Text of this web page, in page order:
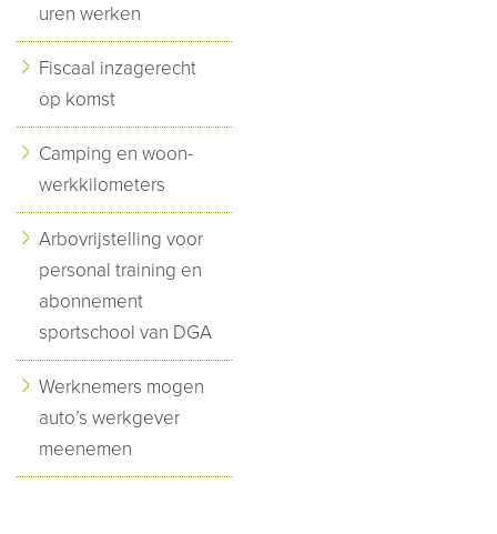
uren werken
Fiscaal inzagerecht
op komst
Camping en woon-
werkkilometers
Arbovrijstelling voor
personal training en
abonnement
sportschool van DGA
Werknemers mogen
auto’s werkgever
meenemen